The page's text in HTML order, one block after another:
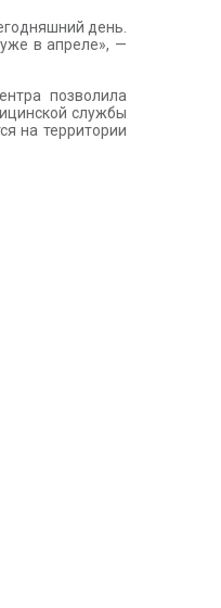
день.
в апреле», —
позволила
службы
на территории